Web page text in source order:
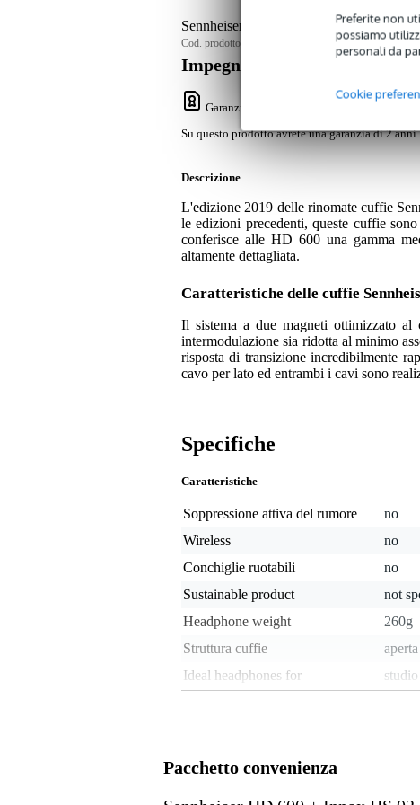
Preferite non
possiamo
personali da
Cookie
Sennheiser HD 600 versione 2019 cuffie
Cod. prodotto:
Impegno di servizio
Garanzia Bax Music
Su questo prodotto avrete una garanzia di 2 anni.
Descrizione
L'edizione 2019 delle rinomate cuffie
le edizioni precedenti, queste cuffie
conferisce alle HD 600 una gamma
altamente dettagliata.
Caratteristiche delle cuffie
Il sistema a due magneti ottimizzato
intermodulazione sia ridotta al minimo
risposta di transizione incredibilmente
cavo per lato ed entrambi i cavi sono
Specifiche
Caratteristiche
Soppressione attiva del rumore
no
Wireless
no
Conchiglie ruotabili
no
Sustainable product
not
Headphone weight
260g
Struttura cuffie
aperta
Ideal headphones for
studio
Pacchetto convenienza